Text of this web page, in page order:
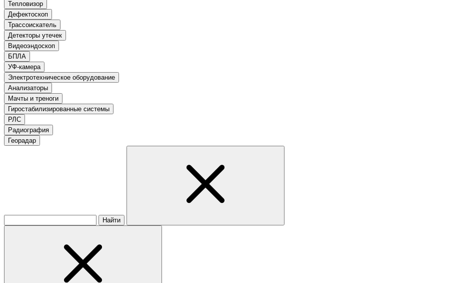
Тепловизор
Дефектоскоп
Трассоискатель
Детекторы утечек
Видеоэндоскоп
БПЛА
УФ-камера
Электротехническое оборудование
Анализаторы
Мачты и треноги
Гиростабилизированные системы
РЛС
Радиография
Георадар
Найти